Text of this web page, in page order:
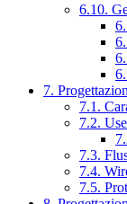
6.10.
7.
7.1.
7.2.
7.3.
7.4.
7.5.